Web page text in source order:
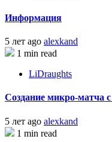
Информация
5 лет ago alexkand
1 min read
LiDraughts
Создание микро-матча
5 лет ago alexkand
1 min read